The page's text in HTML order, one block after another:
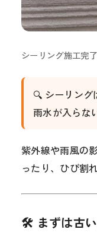
シーリング施工完
🔍 シーリン
雨水が入らな
紫外線や雨風の
ったり、ひび割
🛠 まずは古